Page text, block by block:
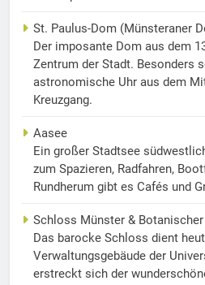
St. Paulus-Dom (Münsteraner
Der imposante Dom aus dem
Zentrum der Stadt. Besonders
astronomische Uhr aus dem
Kreuzgang.
Aasee
Ein großer Stadtsee
zum Spazieren, Radfahren,
Rundherum gibt es Cafés und
Schloss Münster & Botanischer
Das barocke Schloss dient
Verwaltungsgebäude der
erstreckt sich der